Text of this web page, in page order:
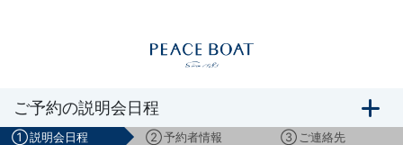
船旅説明会のご予約
ご予約の説明会日程
①説明会日程 ②予約者情報 ③ ご連絡先